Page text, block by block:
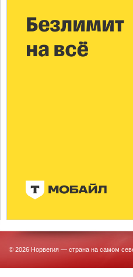
© 2026 Норвегия — страна на самом